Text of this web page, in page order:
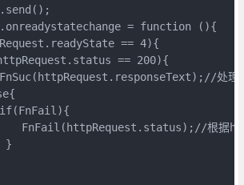
= function (){
== 4){
== 200){
处理
　FnFail(httpRequest.status);//根据
}